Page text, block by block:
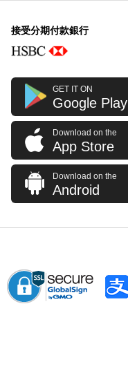
接受分期付款銀行
GET IT ON
Google Play
Download on the
App Store
Download on the
Android